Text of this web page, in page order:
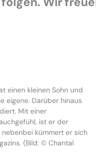
einen kleinen Sohn und
eigene. Darüber hinaus
Mit einer
ist er der
kümmert er sich
(Bild: © Chantal